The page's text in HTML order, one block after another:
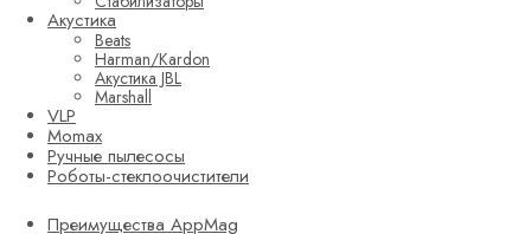
Акустика
Beats
Harman/Kardon
Акустика JBL
Marshall
VLP
Momax
Ручные пылесосы
Роботы-стеклоочистители
Преимущества AppMag